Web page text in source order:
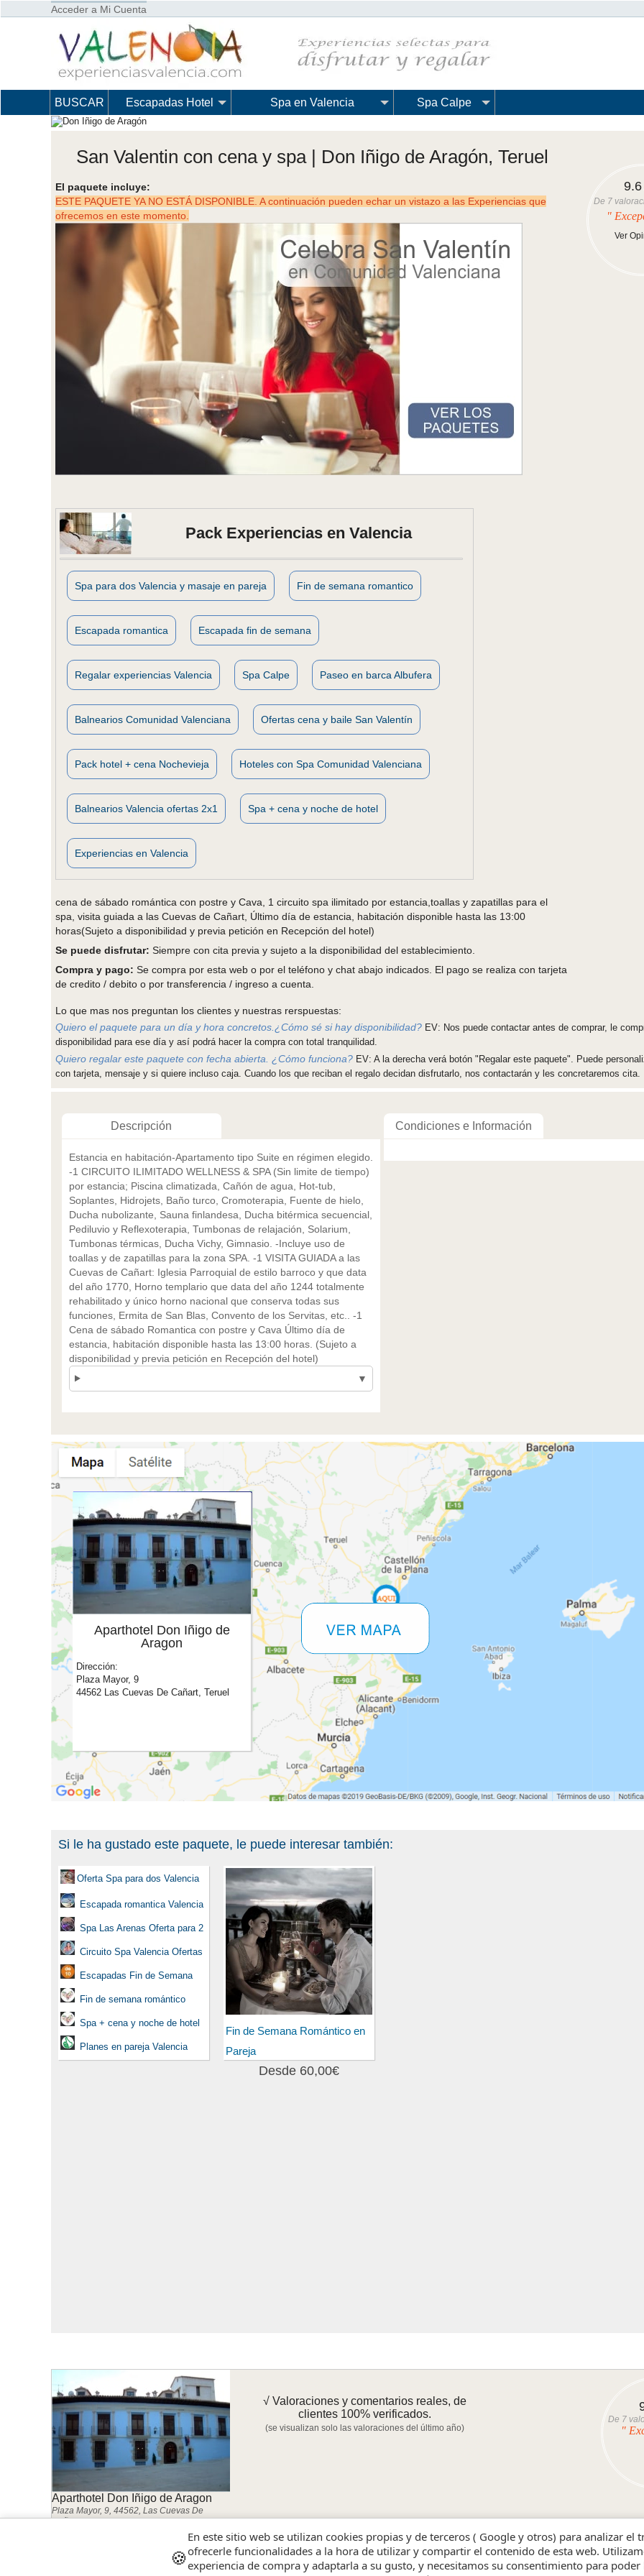
Acceder a Mi Cuenta
BUSCAR Escapadas Hotel Spa en Valencia Spa Calpe
San Valentin con cena y spa | Don Iñigo de Aragón, Teruel
El paquete incluye:
ESTE PAQUETE YA NO ESTÁ DISPONIBLE. A continuación pueden echar un vistazo a las Experiencias que
ofrecemos en este momento.
Pack Experiencias en Valencia
Spa para dos Valencia y masaje en pareja Fin de semana romantico
Escapada romantica Escapada fin de semana
Regalar experiencias Valencia Spa Calpe Paseo en barca Albufera
Balnearios Comunidad Valenciana Ofertas cena y baile San Valentín
Pack hotel + cena Nochevieja Hoteles con Spa Comunidad Valenciana
Balnearios Valencia ofertas 2x1 Spa + cena y noche de hotel
Experiencias en Valencia
cena de sábado romántica con postre y Cava, 1 circuito spa ilimitado por estancia,toallas y zapatillas para el
spa, visita guiada a las Cuevas de Cañart, Último día de estancia, habitación disponible hasta las 13:00
horas(Sujeto a disponibilidad y previa petición en Recepción del hotel)
Se puede disfrutar: Siempre con cita previa y sujeto a la disponibilidad del establecimiento.
Compra y pago: Se compra por esta web o por el teléfono y chat abajo indicados. El pago se realiza con tarjeta
de credito / debito o por transferencia / ingreso a cuenta.
9.6
De 7
"
Ver
Lo que mas nos preguntan los clientes y nuestras rerspuestas:
Quiero el paquete para un día y hora concretos.¿Cómo sé si hay disponibilidad? EV: Nos puede contactar antes de comprar, le
disponibilidad para ese día y así podrá hacer la compra con total tranquilidad.
Quiero regalar este paquete con fecha abierta. ¿Cómo funciona? EV: A la derecha verá botón "Regalar este paquete". Puede
con tarjeta, mensaje y si quiere incluso caja. Cuando los que reciban el regalo decidan disfrutarlo, nos contactarán y les concretaremos cita.
Descripción Condiciones e Información
Estancia en habitación-Apartamento tipo Suite en régimen elegido.
-1 CIRCUITO ILIMITADO WELLNESS & SPA (Sin limite de tiempo)
por estancia; Piscina climatizada, Cañón de agua, Hot-tub,
Soplantes, Hidrojets, Baño turco, Cromoterapia, Fuente de hielo,
Ducha nubolizante, Sauna finlandesa, Ducha bitérmica secuencial,
Pediluvio y Reflexoterapia, Tumbonas de relajación, Solarium,
Tumbonas térmicas, Ducha Vichy, Gimnasio. -Incluye uso de
toallas y de zapatillas para la zona SPA. -1 VISITA GUIADA a las
Cuevas de Cañart: Iglesia Parroquial de estilo barroco y que data
del año 1770, Horno templario que data del año 1244 totalmente
rehabilitado y único horno nacional que conserva todas sus
funciones, Ermita de San Blas, Convento de los Servitas, etc.. -1
Cena de sábado Romantica con postre y Cava Último día de
estancia, habitación disponible hasta las 13:00 horas. (Sujeto a
disponibilidad y previa petición en Recepción del hotel)
Aparthotel Don Iñigo de
Aragon
Dirección:
Plaza Mayor, 9
44562 Las Cuevas De Cañart, Teruel
Si le ha gustado este paquete, le puede interesar también:
Oferta Spa para dos Valencia
Escapada romantica Valencia
Spa Las Arenas Oferta para 2
Circuito Spa Valencia Ofertas
Escapadas Fin de Semana
Fin de semana romántico
Spa + cena y noche de hotel
Planes en pareja Valencia
Fin de Semana Romántico en
Pareja
Desde 60,00€
Aparthotel Don Iñigo de Aragon
Plaza Mayor, 9, 44562, Las Cuevas De
Cañart, Teruel
√ Valoraciones y comentarios reales, de
clientes 100% verificados.
(se visualizan solo las valoraciones del último año)
De 7
"
-Solo las valoraciones con comentario || - Los mas nuevos primero - Ver los mejores - Ver los peores
🍪
En este sitio web se utilizan cookies propias y de terceros ( Google y otros) para analizar
ofrecerle funcionalidades a la hora de utilizar y compartir el contenido de esta web.
experiencia de compra y adaptarla a su gusto, y necesitamos su consentimiento para poder